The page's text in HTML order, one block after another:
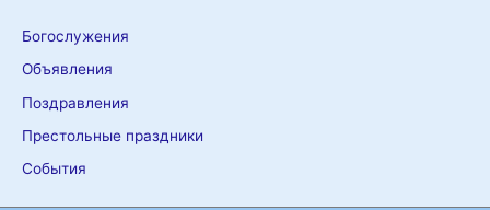
Богослужения
Объявления
Поздравления
Престольные праздники
События